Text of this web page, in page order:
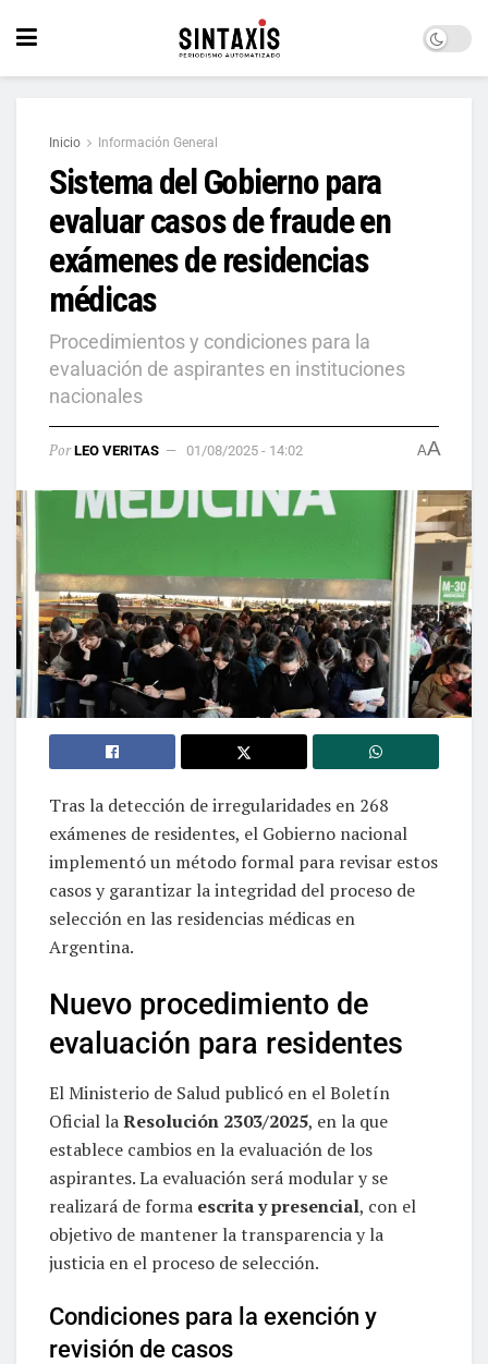
Inicio Información General
Sistema del Gobierno para
evaluar casos de fraude en
exámenes de residencias
médicas
Procedimientos y condiciones para la
evaluación de aspirantes en instituciones
nacionales
Por LEO VERITAS 01/08/2025 - 14:02 AA
Tras la detección de irregularidades en 268
exámenes de residentes, el Gobierno nacional
implementó un método formal para revisar estos
casos y garantizar la integridad del proceso de
selección en las residencias médicas en
Argentina.
Nuevo procedimiento de
evaluación para residentes
El Ministerio de Salud publicó en el Boletín
Oficial laResolución 2303/2025, en la que
establece cambios en la evaluación de los
aspirantes. La evaluación será modular y se
realizará de forma escrita y presencial, con el
objetivo de mantener la transparencia y la
justicia en el proceso de selección.
Condiciones para la exención y
revisión de casos